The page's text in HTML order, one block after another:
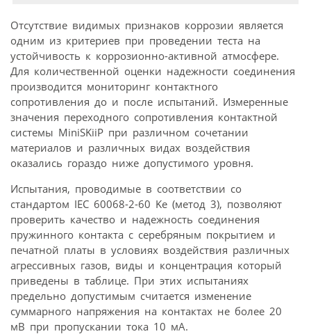
Отсутствие видимых признаков коррозии является
одним из критериев при проведении теста на
устойчивость к коррозионно-активной атмосфере.
Для количественной оценки надежности соединения
производится мониторинг контактного
сопротивления до и после испытаний. Измеренные
значения переходного сопротивления контактной
системы MiniSKiiP при различном сочетании
материалов и различных видах воздействия
оказались гораздо ниже допустимого уровня.
Испытания, проводимые в соответствии со
стандартом IEC 60068-2-60 Ke (метод 3), позволяют
проверить качество и надежность соединения
пружинного контакта с серебряным покрытием и
печатной платы в условиях воздействия различных
агрессивных газов, виды и концентрация который
приведены в таблице. При этих испытаниях
предельно допустимым считается изменение
суммарного напряжения на контактах не более 20
мВ при пропускании тока 10 мА.